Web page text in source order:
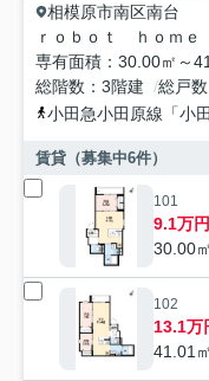
相模原市南区南台
ｒｏｂｏｔ ｈｏｍ
専有面積
30.00㎡～
総階数
3階建 総戸数
小田急小田原線 「小
賃貸（募集中6件）
101
9.1万円
30.00㎡
102
13.1万
41.01㎡